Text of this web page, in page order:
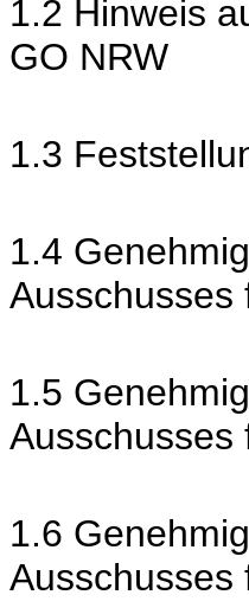
1.2 Hinweis
GO NRW
1.3
1.4
Ausschusses
1.5
Ausschusses
1.6
Ausschusses